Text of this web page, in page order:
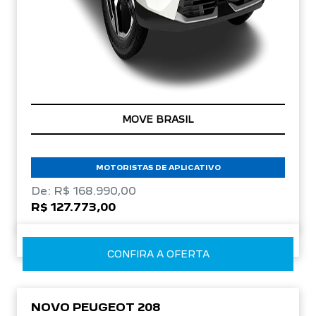
OPORTUNIDADE
MOTORISTAS DE APLICATIVO
De: R$ 168.990,00
R$ 127.773,00
CONFIRA A OFERTA
NOVO PEUGEOT 208